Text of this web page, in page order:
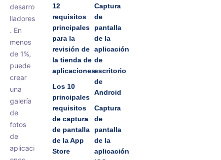
desarro
lladores
. En
menos
de 1%,
puede
crear
una
galería
de
fotos
de
aplicaci
12
requisitos
principales
para la
revisión de
la tienda de
aplicaciones
Los 10
principales
requisitos
de captura
de pantalla
de la App
Store
Captura
de
pantalla
de la
aplicación
de
escritorio
de
Android
Captura
de
pantalla
de la
aplicación